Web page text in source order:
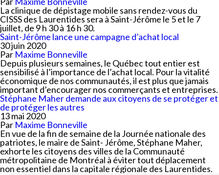
La clinique de dépistage mobile sans rendez-vous du
CISSS des Laurentides sera à Saint-Jérôme le 5 et le 7
juillet, de 9 h 30 à 16 h 30.
Saint-Jérôme lance une campagne d’achat local
30 juin 2020
Par Maxime Bonneville
Depuis plusieurs semaines, le Québec tout entier est
sensibilisé à l’importance de l’achat local. Pour la vitalité
économique de nos communautés, il est plus que jamais
important d’encourager nos commerçants et entreprises.
Stéphane Maher demande aux citoyens de se protéger et
de protéger les autres
13 mai 2020
Par Maxime Bonneville
En vue de la fin de semaine de la Journée nationale des
patriotes, le maire de Saint- Jérôme, Stéphane Maher,
exhorte les citoyens des villes de la Communauté
métropolitaine de Montréal à éviter tout déplacement
non essentiel dans la capitale régionale des Laurentides.